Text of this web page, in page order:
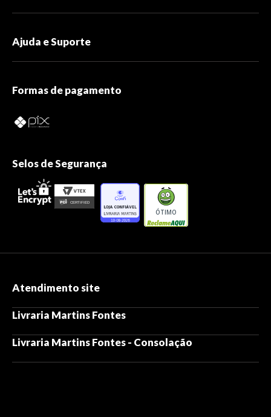
Ajuda e Suporte
Formas de pagamento
Selos de Segurança
ÓTIMO
Atendimento site
Livraria Martins Fontes
Livraria Martins Fontes - Consolação